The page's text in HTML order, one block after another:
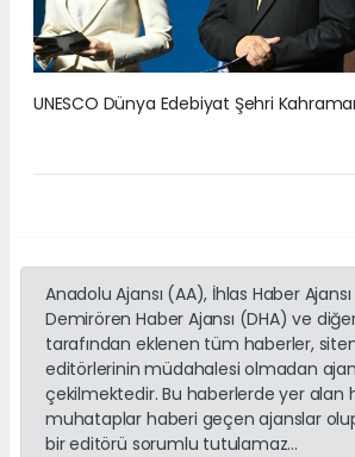
UNESCO Dünya Edebiyat Şehri
Anadolu Ajansı (AA), İhlas Haber
Demirören Haber Ajansı (DHA) ve
tarafından eklenen tüm haberler,
editörlerinin müdahalesi olmadan
çekilmektedir. Bu haberlerde yer alan
muhataplar haberi geçen ajanslar
bir editörü sorumlu tutulamaz...